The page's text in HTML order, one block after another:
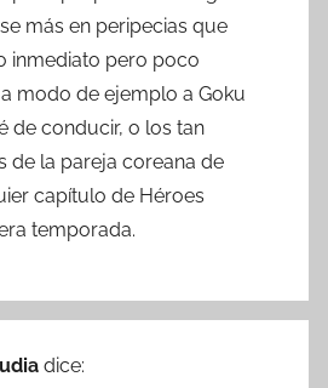
más en peripecias que
inmediato pero poco
modo de ejemplo a Goku
de conducir, o los tan
de la pareja coreana de
capítulo de Héroes
temporada.
dice: